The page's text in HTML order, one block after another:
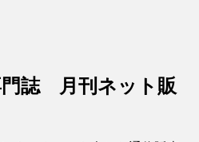
門誌 月刊ネット販